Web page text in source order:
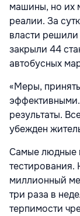
машины, но их
реалии. За
власти решили
закрыли 44
автобусных
«Меры,
результаты.
убежден
Самые людные
миллионный
три раза в
терпимости